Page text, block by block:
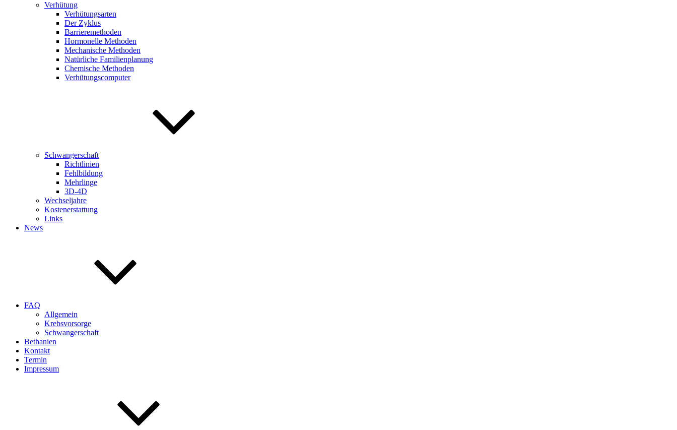
Verhütung
Verhütungsarten
Der Zyklus
Barrieremethoden
Hormonelle Methoden
Mechanische Methoden
Natürliche Familienplanung
Chemische Methoden
Verhütungscomputer
Schwangerschaft
Richtlinien
Fehlbildung
Mehrlinge
3D-4D
Wechseljahre
Kostenerstattung
Links
News
FAQ
Allgemein
Krebsvorsorge
Schwangerschaft
Bethanien
Kontakt
Termin
Impressum